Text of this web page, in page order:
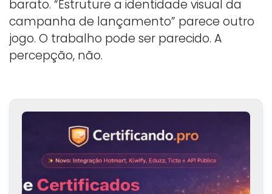
barato. “Estruture a identidade visual da
campanha de lançamento” parece outro
jogo. O trabalho pode ser parecido. A
percepção, não.